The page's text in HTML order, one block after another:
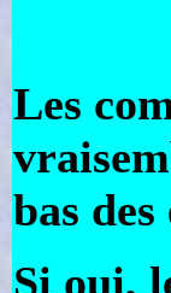
Les
bas
Si oui,